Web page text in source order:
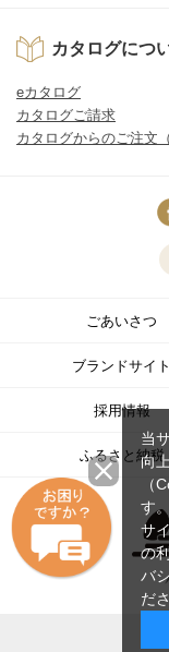
カタログにつ
eカタログ
カタログご請求
カタログからのご注文
ごあいさつ
ブランドサイト
採用情報
ふるさと納税
当
向
（
す。
サ
の
バ
だ